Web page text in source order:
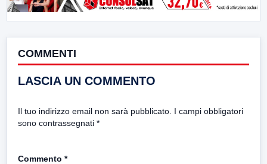
COMMENTI
LASCIA UN COMMENTO
Il tuo indirizzo email non sarà pubblicato. I campi obbligatori
sono contrassegnati *
Commento *